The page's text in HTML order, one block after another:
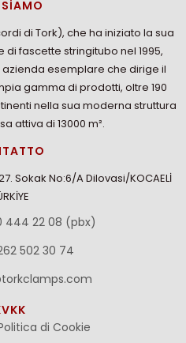
di Tork), che ha iniziato la sua
fascette stringitubo nel 1995,
esemplare che dirige il
gamma di prodotti, oltre 190
nella sua moderna struttura
attiva di 13000 m².
Sokak No:6/A Dilovasi/KOCAELİ
444 22 08 (pbx)
502 30 74
di Cookie